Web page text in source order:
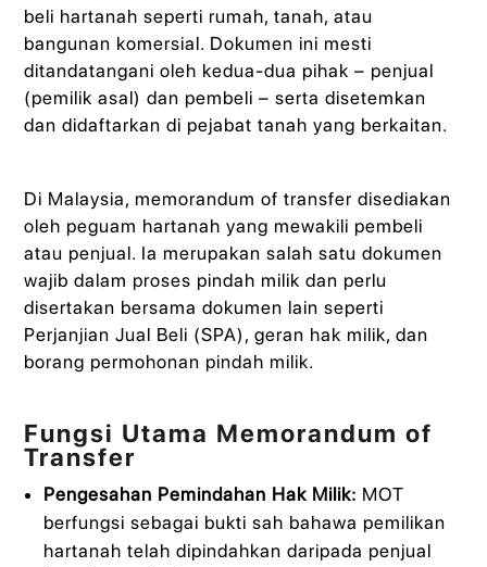
beli hartanah seperti rumah, tanah, atau
bangunan komersial. Dokumen ini mesti
ditandatangani oleh kedua-dua pihak – penjual
(pemilik asal) dan pembeli – serta disetemkan
dan didaftarkan di pejabat tanah yang berkaitan.
Di Malaysia, memorandum of transfer disediakan
oleh peguam hartanah yang mewakili pembeli
atau penjual. Ia merupakan salah satu dokumen
wajib dalam proses pindah milik dan perlu
disertakan bersama dokumen lain seperti
Perjanjian Jual Beli (SPA), geran hak milik, dan
borang permohonan pindah milik.
Fungsi Utama Memorandum of
Transfer
Pengesahan Pemindahan Hak Milik: MOT
berfungsi sebagai bukti sah bahawa pemilikan
hartanah telah dipindahkan daripada penjual